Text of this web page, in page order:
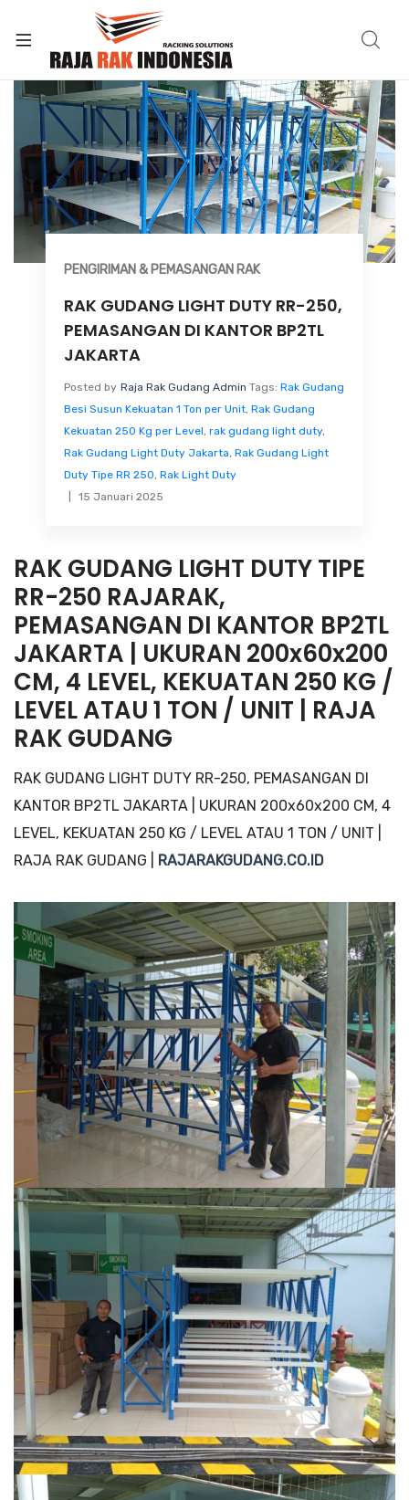
PENGIRIMAN & PEMASANGAN RAK
RAK GUDANG LIGHT DUTY RR-250,
PEMASANGAN DI KANTOR BP2TL
JAKARTA
Posted by Raja Rak Gudang Admin Tags: Rak Gudang
Besi Susun Kekuatan 1 Ton per Unit, Rak Gudang
Kekuatan 250 Kg per Level, rak gudang light duty,
Rak Gudang Light Duty Jakarta, Rak Gudang Light
Duty Tipe RR 250, Rak Light Duty
15 Januari 2025
RAK GUDANG LIGHT DUTY TIPE
RR-250 RAJARAK,
PEMASANGAN DI KANTOR BP2TL
JAKARTA | UKURAN 200x60x200
CM, 4 LEVEL, KEKUATAN 250 KG /
LEVEL ATAU 1 TON / UNIT | RAJA
RAK GUDANG
RAK GUDANG LIGHT DUTY RR-250, PEMASANGAN DI
KANTOR BP2TL JAKARTA | UKURAN 200x60x200 CM, 4
LEVEL, KEKUATAN 250 KG / LEVEL ATAU 1 TON / UNIT |
RAJA RAK GUDANG | RAJARAKGUDANG.CO.ID